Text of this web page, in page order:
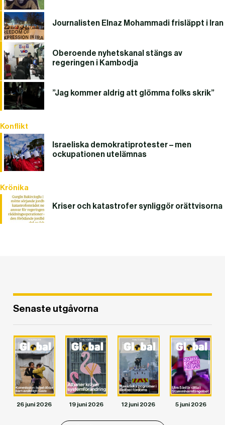
Journalisten Elnaz Mohammadi frisläppt i Iran
Oberoende nyhetskanal stängs av
regeringen i Kambodja
”Jag kommer aldrig att glömma folks skrik”
Konflikt
Israeliska demokratiprotester – men
ockupationen utelämnas
Krönika
Kriser och katastrofer synliggör orättvisorna
Senaste utgåvorna
26 juni 2026 19 juni 2026 12 juni 2026 5 juni 2026